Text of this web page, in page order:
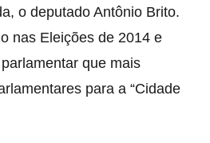
o deputado Antônio Brito.
nas Eleições de 2014 e
que mais
para a “Cidade